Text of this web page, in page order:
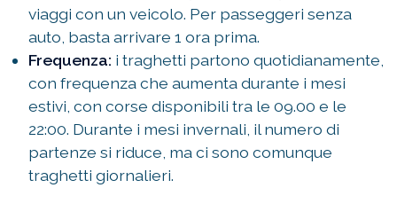
viaggi con un veicolo. Per passeggeri senza
auto, basta arrivare 1 ora prima.
Frequenza: i traghetti partono quotidianamente,
con frequenza che aumenta durante i mesi
estivi, con corse disponibili tra le 09.00 e le
22:00. Durante i mesi invernali, il numero di
partenze si riduce, ma ci sono comunque
traghetti giornalieri.